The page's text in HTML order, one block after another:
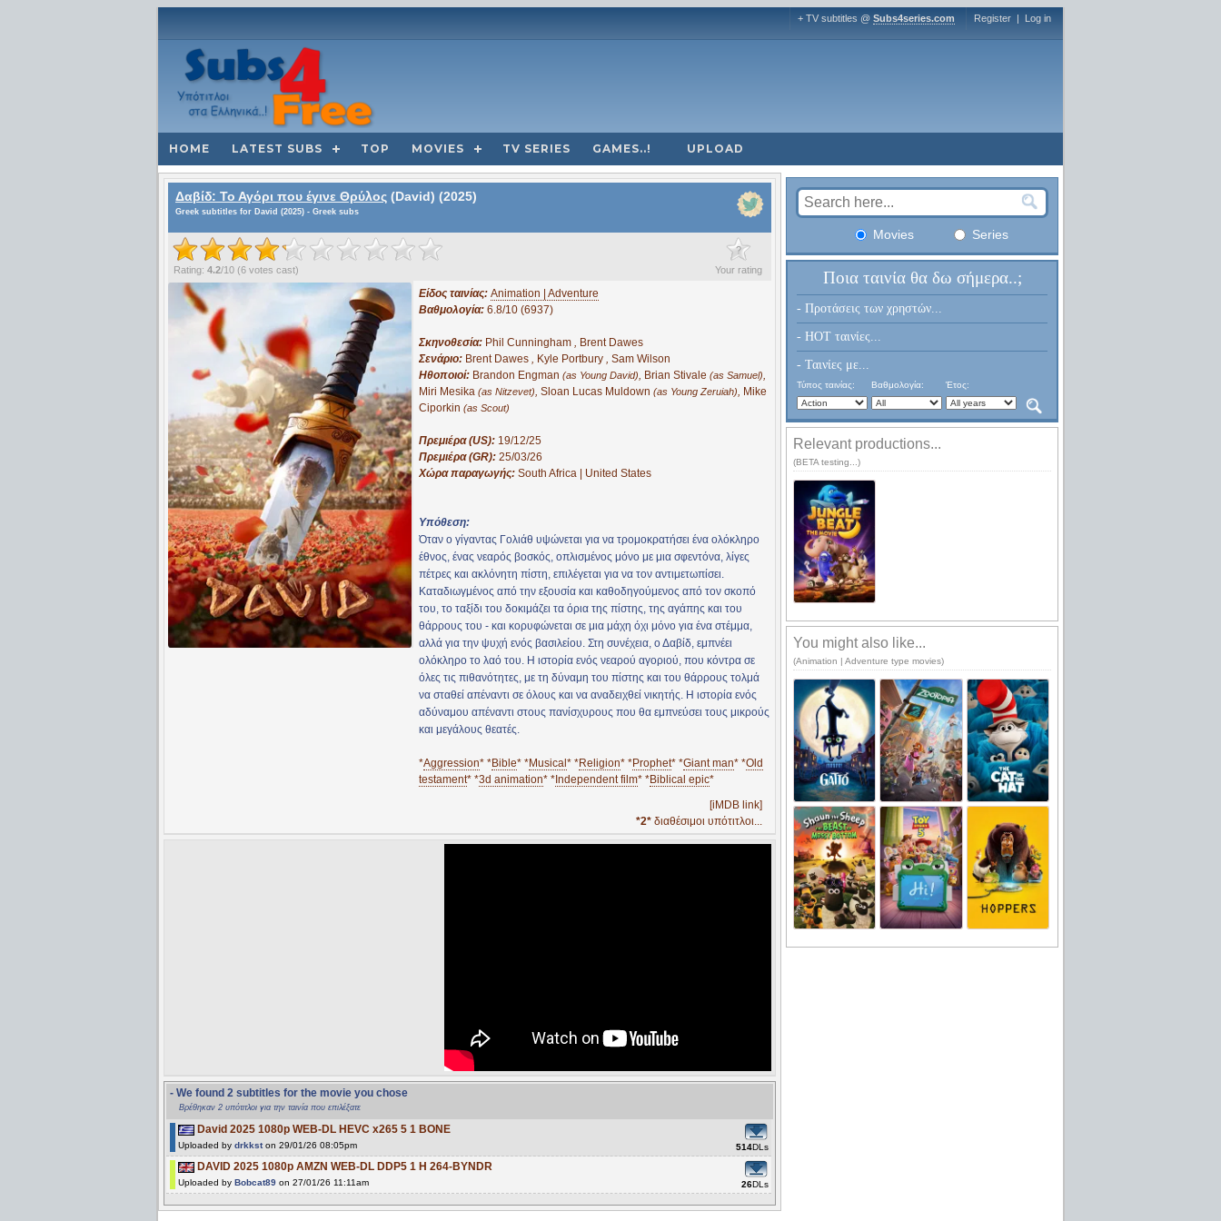
+ TV subtitles @ Subs4series.com Register | Log in
HOME LATEST SUBS TOP MOVIES TV SERIES GAMES..! UPLOAD
Δαβίδ: Το Αγόρι που έγινε Θρύλος (David) (2025)
Greek subtitles for David (2025) - Greek subs
?
Your rating
Rating: 4.2/10 (6 votes cast)
Είδος ταινίας: Animation | Adventure
Βαθμολογία: 6.8/10 (6937)
Σκηνοθεσία: Phil Cunningham , Brent Dawes
Σενάριο: Brent Dawes , Kyle Portbury , Sam Wilson
Ηθοποιοί: Brandon Engman (as Young David), Brian Stivale (as Samuel),
Miri Mesika (as Nitzevet), Sloan Lucas Muldown (as Young Zeruiah), Mike
Ciporkin (as Scout)
Πρεμιέρα (US): 19/12/25
Πρεμιέρα (GR): 25/03/26
Χώρα παραγωγής: South Africa | United States
Υπόθεση:
Όταν ο γίγαντας Γολιάθ υψώνεται για να τρομοκρατήσει ένα ολόκληρο
έθνος, ένας νεαρός βοσκός, οπλισμένος μόνο με μια σφεντόνα, λίγες
πέτρες και ακλόνητη πίστη, επιλέγεται για να τον αντιμετωπίσει.
Καταδιωγμένος από την εξουσία και καθοδηγούμενος από τον σκοπό
του, το ταξίδι του δοκιμάζει τα όρια της πίστης, της αγάπης και του
θάρρους του - και κορυφώνεται σε μια μάχη όχι μόνο για ένα στέμμα,
αλλά για την ψυχή ενός βασιλείου. Στη συνέχεια, ο Δαβίδ, εμπνέει
ολόκληρο το λαό του. H ιστορία ενός νεαρού αγοριού, που κόντρα σε
όλες τις πιθανότητες, με τη δύναμη του πίστης και του θάρρους τολμά
να σταθεί απέναντι σε όλους και να αναδειχθεί νικητής. Η ιστορία ενός
αδύναμου απέναντι στους πανίσχυρους που θα εμπνεύσει τους μικρούς
και μεγάλους θεατές.
*Aggression* *Bible* *Musical * *Religion* *Prophet* *Giant man* *Old
testament* *3d animation* * Independent film* *Biblical epic*
[iMDB link]
*2* διαθέσιμοι υπότιτλοι...
- We found 2 subtitles for the movie you chose
Βρέθηκαν 2 υπότιτλοι για την ταινία που επιλέξατε
David 2025 1080p WEB-DL HEVC x265 5 1 BONE
Uploaded by drkkston 29/01/26 08:05pm 514DLs
DAVID 2025 1080p AMZN WEB-DL DDP5 1 H 264-BYNDR
Uploaded by Bobcat89 on 27/01/26 11:11am 26DLs
Movies Series
Ποια ταινία θα δω σήμερα..;
- Προτάσεις των χρηστών...
- HOT ταινίες...
- Ταινίες με...
Τύπος ταινίας: Βαθμολογία: Έτος:
Relevant productions...
(BETA testing...)
You might also like...
(Animation | Adventure type movies)